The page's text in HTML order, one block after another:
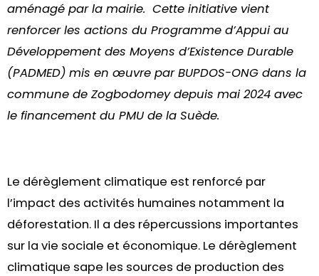
aménagé par la mairie. Cette initiative vient
renforcer les actions du Programme d’Appui au
Développement des Moyens d’Existence Durable
(PADMED) mis en œuvre par BUPDOS-ONG dans la
commune de Zogbodomey depuis mai 2024 avec
le financement du PMU de la Suède.
Le dérèglement climatique est renforcé par
l’impact des activités humaines notamment la
déforestation. Il a des répercussions importantes
sur la vie sociale et économique. Le dérèglement
climatique sape les sources de production des